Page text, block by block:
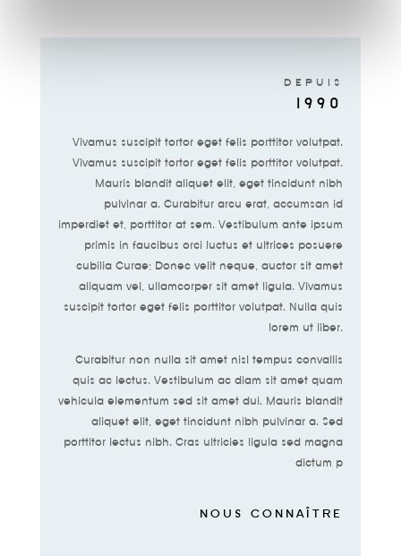
DEPUIS
1990
Vivamus suscipit tortor eget felis porttitor volutpat.
Vivamus suscipit tortor eget felis porttitor volutpat.
Mauris blandit aliquet elit, eget tincidunt nibh
pulvinar a. Curabitur arcu erat, accumsan id
imperdiet et, porttitor at sem. Vestibulum ante ipsum
primis in faucibus orci luctus et ultrices posuere
cubilia Curae; Donec velit neque, auctor sit amet
aliquam vel, ullamcorper sit amet ligula. Vivamus
suscipit tortor eget felis porttitor volutpat. Nulla quis
lorem ut liber.
Curabitur non nulla sit amet nisl tempus convallis
quis ac lectus. Vestibulum ac diam sit amet quam
vehicula elementum sed sit amet dui. Mauris blandit
aliquet elit, eget tincidunt nibh pulvinar a. Sed
porttitor lectus nibh. Cras ultricies ligula sed magna
dictum p
NOUS CONNAÎTRE